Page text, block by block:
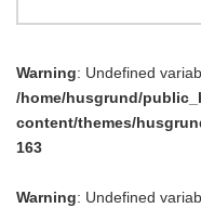
Warning: Undefined
/home/husgrund/
content/themes/
163
Warning: Undefined